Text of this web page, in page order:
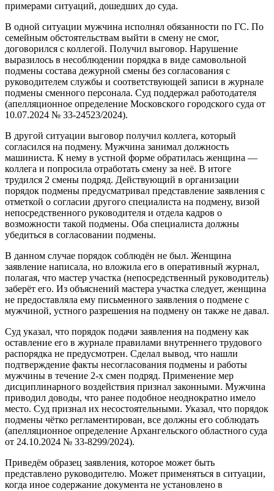
примерами ситуаций, дошедших до суда.
В одной ситуации мужчина исполнял обязанности по ГС. По
семейным обстоятельствам выйти в смену не смог,
договорился с коллегой. Получил выговор. Нарушение
выразилось в несоблюдении порядка в виде самовольной
подмены состава дежурной смены без согласования с
руководителем службы и соответствующей записи в журнале
подмены сменного персонала. Суд поддержал работодателя
(апелляционное определение Московского городского суда от
10.07.2024 № 33-24523/2024).
В другой ситуации выговор получил коллега, который
согласился на подмену. Мужчина занимал должность
машиниста. К нему в устной форме обратилась женщина —
коллега и попросила отработать смену за неё. В итоге
трудился 2 смены подряд. Действующий в организации
порядок подмены предусматривал представление заявления с
отметкой о согласии другого специалиста на подмену, визой
непосредственного руководителя и отдела кадров о
возможности такой подмены. Оба специалиста должны
убедиться в согласовании подмены.
В данном случае порядок соблюдён не был. Женщина
заявление написала, но вложила его в оперативный журнал,
полагая, что мастер участка (непосредственный руководитель)
заберёт его. Из объяснений мастера участка следует, женщина
не предоставляла ему письменного заявления о подмене с
мужчиной, устного разрешения на подмену он также не давал.
Суд указал, что порядок подачи заявления на подмену как
оставление его в журнале правилами внутреннего трудового
распорядка не предусмотрен. Сделал вывод, что нашли
подтверждение факты несогласования подмены и работы
мужчины в течение 2-х смен подряд. Применение мер
дисциплинарного воздействия признал законными. Мужчина
приводил доводы, что ранее подобное неоднократно имело
место. Суд признал их несостоятельными. Указал, что порядок
подмены чётко регламентирован, все должны его соблюдать
(апелляционное определение Архангельского областного суда
от 24.10.2024 № 33-8299/2024).
Приведём образец заявления, которое может быть
представлено руководителю. Может применяться в ситуации,
когда иное содержание документа не установлено в